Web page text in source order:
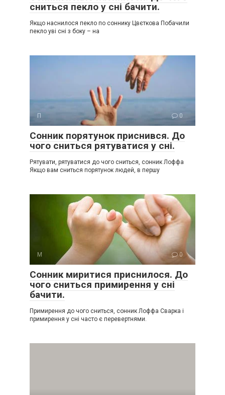
сниться пекло у сні бачити.
Якщо наснилося пекло по соннику Цвєткова Побачили
пекло уві сні з боку – на
П 0
Сонник порятунок приснився. До
чого сниться рятуватися у сні.
Рятувати, рятуватися до чого сниться, сонник Лоффа
Якщо вам сниться порятунок людей, в першу
М 0
Сонник миритися приснилося. До
чого сниться примирення у сні
бачити.
Примирення до чого сниться, сонник Лоффа Сварка і
примирення у сні часто є перевертнями.